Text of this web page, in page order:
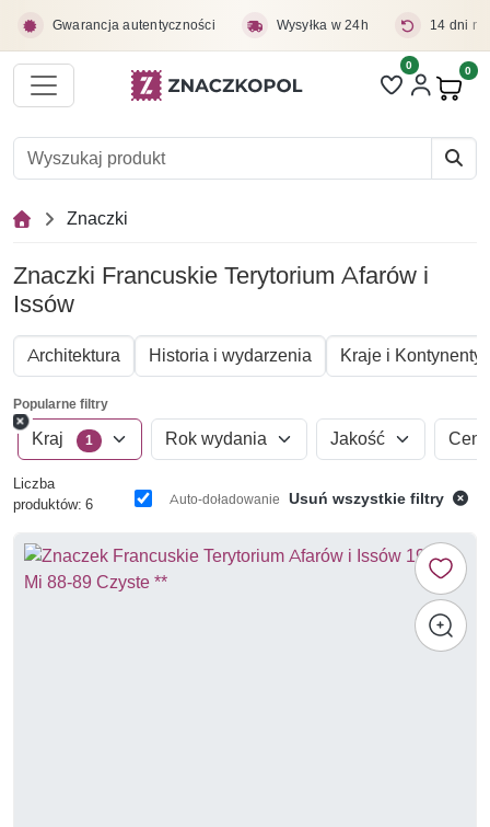
Gwarancja autentyczności Wysyłka w 24h 14 dni
Liczba pozycji
0 0
Znaczki
Znaczki Francuskie Terytorium Afarów i
Issów
Architektura Historia i wydarzenia Kraje i Kontynenty
Popularne filtry
Kraj 1 Rok wydania Jakość Cena
Liczba
produktów: 6
Auto-doładowanie Usuń wszystkie filtry